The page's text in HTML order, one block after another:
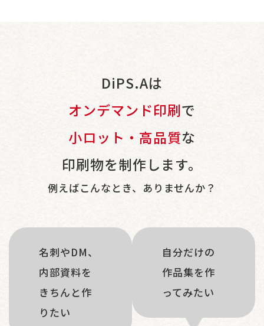
DiPS.Aは
オンデマンド印刷で
小ロット・高品質な
印刷物を制作します。
例えばこんなとき、ありませんか？
名刺やDM、
内部資料を
きちんと作
りたい
自分だけの
作品集を作
ってみたい